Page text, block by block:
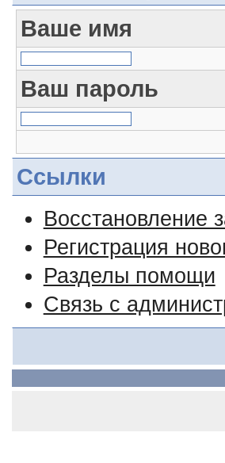
Ваше имя
Ваш пароль
Ссылки
Восстановление
Регистрация
Разделы помощи
Связь с